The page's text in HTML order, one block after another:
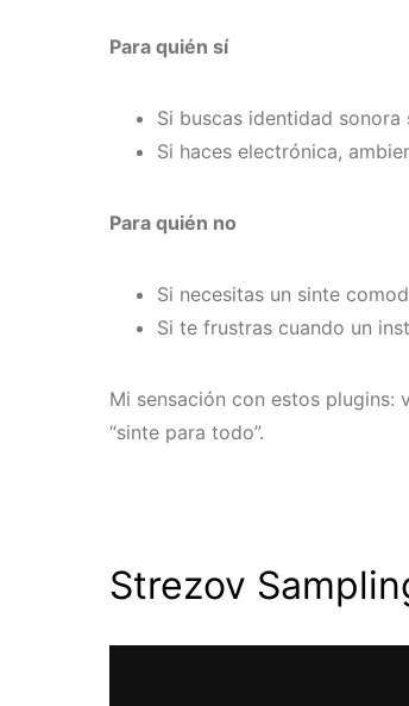
Para quién sí
Si buscas identidad
Si haces electrónica,
Para quién no
Si necesitas un sinte
Si te frustras cuando un
Mi sensación con estos plugins:
“sinte para todo”.
Strezov